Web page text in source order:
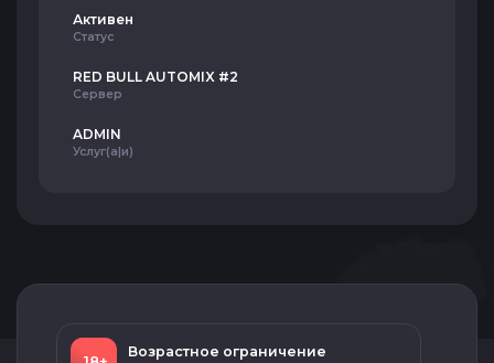
Активен
Статус
RED BULL AUTOMIX #2
Сервер
ADMIN
Услуг(а|и)
Возрастное ограничение